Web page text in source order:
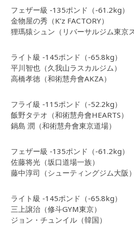
フェザー級 -135ポンド（-61.2kg）
金物屋の秀（K’z FACTORY）
狸瑪猿シュン（リバーサルジム東京
ライト級 -145ポンド（-65.8kg）
平川智也（久我山ラスカルジム）
高橋孝徳（和術慧舟會AKZA）
フライ級 -115ポンド（-52.2kg）
飯野タテオ（和術慧舟會HEARTS）
鍋島 潤（和術慧舟會東京道場）
フェザー級 -135ポンド（-61.2kg）
佐藤将光（坂口道場一族）
藤中淳司（シューティングジム大阪）
ライト級 -145ポンド（-65.8kg）
三上譲治（修斗GYM東京）
ジョン・チュンイル（韓国）